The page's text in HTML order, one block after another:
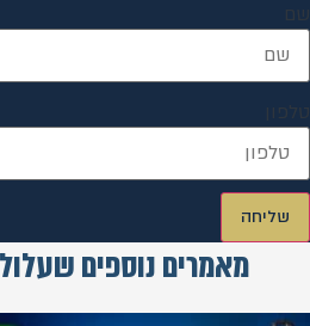
שם
טלפון
שליחה
מאמרים נוספים